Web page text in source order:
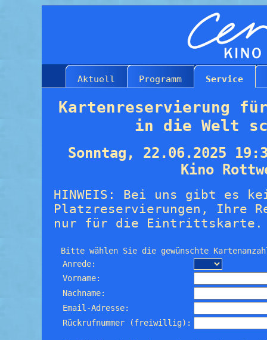
Aktuell Programm Service
Kartenreservierung
in die Welt
Sonntag, 22.06.2025
Kino
HINWEIS: Bei uns gibt es
Platzreservierungen, Ihre
nur für die Eintrittskarte.
Bitte wählen Sie die gewünschte
Anrede:
Vorname:
Nachname:
Email-Adresse:
Rückrufnummer (freiwillig):